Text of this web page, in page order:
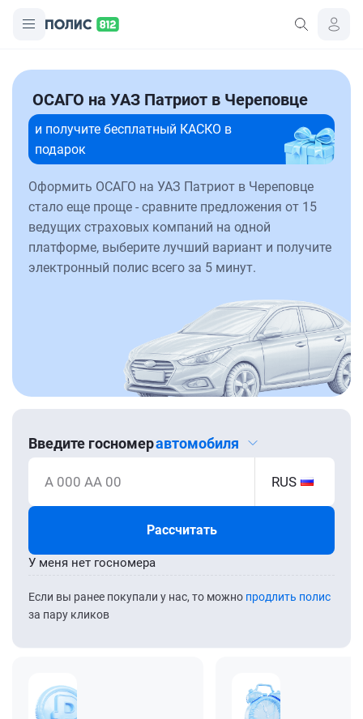
ОСАГО на УАЗ Патриот в Череповце
и получите бесплатный КАСКО в
подарок
Оформить ОСАГО на УАЗ Патриот в Череповце
стало еще проще - сравните предложения от 15
ведущих страховых компаний на одной
платформе, выберите лучший вариант и получите
электронный полис всего за 5 минут.
Введите госномеравтомобиля
А 000 АА 00 RUS
Рассчитать
Если вы ранее покупали у нас, то можно продлить полис
за пару кликов
У меня нет госномера